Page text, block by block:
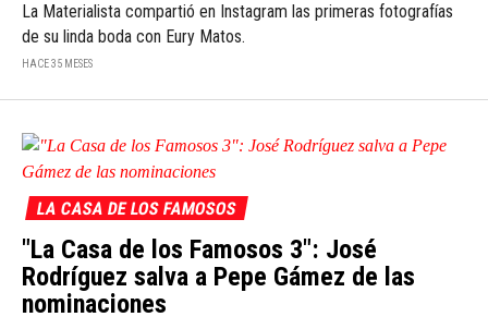
La Materialista compartió en Instagram las primeras fotografías
de su linda boda con Eury Matos.
HACE 35 MESES
LA CASA DE LOS FAMOSOS
"La Casa de los Famosos 3": José
Rodríguez salva a Pepe Gámez de las
nominaciones